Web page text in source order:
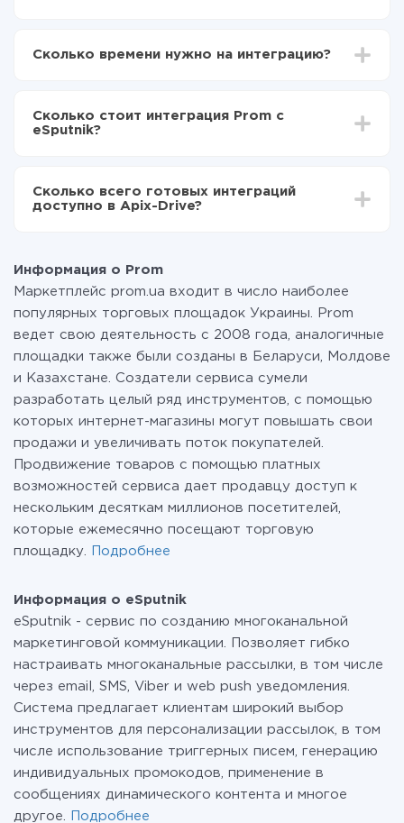
Выбираете какие данные передавать из Prom в
передаваться из Prom в eSputnik
Сколько времени нужно на интеграцию?
отличаться и составлять от 5-ти до 30-минут. В
среднем настройка занимает 10-15 минут.
Сколько стоит интеграция Prom с
eSputnik?
функционал. Вы оплачиваете только количество
данных, которые по факту передаются из одной
перейти на платный, при необходимости. Подробнее
отарифах.
Сколько всего готовых интеграций
доступно в Apix-Drive?
Информация о Prom
Маркетплейс prom.ua входит в число наиболее
популярных торговых площадок Украины. Prom
ведет свою деятельность с 2008 года, аналогичные
площадки также были созданы в Беларуси, Молдове
и Казахстане. Создатели сервиса сумели
разработать целый ряд инструментов, с помощью
которых интернет-магазины могут повышать свои
продажи и увеличивать поток покупателей.
Продвижение товаров с помощью платных
возможностей сервиса дает продавцу доступ к
нескольким десяткам миллионов посетителей,
которые ежемесячно посещают торговую
площадку.
Подробнее
Информация о eSputnik
eSputnik - сервис по созданию многоканальной
маркетинговой коммуникации. Позволяет гибко
настраивать многоканальные рассылки, в том числе
через email, SMS, Viber и web push уведомления.
Система предлагает клиентам широкий выбор
инструментов для персонализации рассылок, в том
числе использование триггерных писем, генерацию
индивидуальных промокодов, применение в
сообщениях динамического контента и многое
другое.
Подробнее